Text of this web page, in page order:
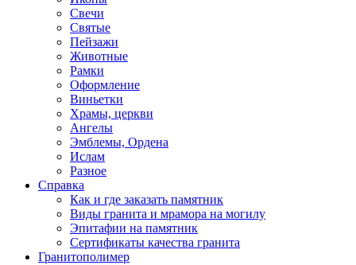
Свечи
Святые
Пейзажи
Животные
Рамки
Оформление
Виньетки
Храмы, церкви
Ангелы
Эмблемы, Ордена
Ислам
Разное
Справка
Как и где заказать памятник
Виды гранита и мрамора на могилу
Эпитафии на памятник
Сертификаты качества гранита
Гранитополимер